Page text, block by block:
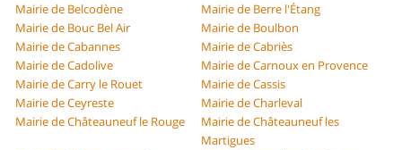
Mairie de Belcodène
Mairie de Berre l'Étang
Mairie de Bouc Bel Air
Mairie de Boulbon
Mairie de Cabannes
Mairie de Cabriès
Mairie de Cadolive
Mairie de Carnoux en Provence
Mairie de Carry le Rouet
Mairie de Cassis
Mairie de Ceyreste
Mairie de Charleval
Mairie de Châteauneuf le Rouge
Mairie de Châteauneuf les
Martigues